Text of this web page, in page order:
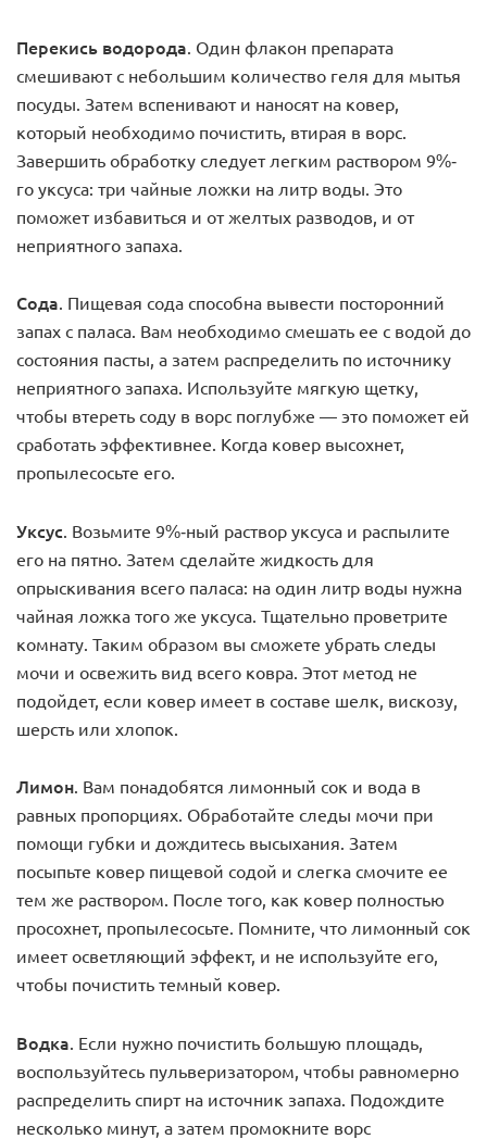
Перекись водорода . Один флакон препарата
смешивают с небольшим количество геля для мытья
посуды. Затем вспенивают и наносят на ковер,
который необходимо почистить, втирая в ворс.
Завершить обработку следует легким раствором 9%-
го уксуса: три чайные ложки на литр воды. Это
поможет избавиться и от желтых разводов, и от
неприятного запаха.
Сода. Пищевая сода способна вывести посторонний
запах с паласа. Вам необходимо смешать ее с водой до
состояния пасты, а затем распределить по источнику
неприятного запаха. Используйте мягкую щетку,
чтобы втереть соду в ворс поглубже — это поможет ей
сработать эффективнее. Когда ковер высохнет,
пропылесосьте его.
Уксус . Возьмите 9%-ный раствор уксуса и распылите
его на пятно. Затем сделайте жидкость для
опрыскивания всего паласа: на один литр воды нужна
чайная ложка того же уксуса. Тщательно проветрите
комнату. Таким образом вы сможете убрать следы
мочи и освежить вид всего ковра. Этот метод не
подойдет, если ковер имеет в составе шелк, вискозу,
шерсть или хлопок.
Лимон. Вам понадобятся лимонный сок и вода в
равных пропорциях. Обработайте следы мочи при
помощи губки и дождитесь высыхания. Затем
посыпьте ковер пищевой содой и слегка смочите ее
тем же раствором. После того, как ковер полностью
просохнет, пропылесосьте. Помните, что лимонный сок
имеет осветляющий эффект, и не используйте его,
чтобы почистить темный ковер.
Водка . Если нужно почистить большую площадь,
воспользуйтесь пульверизатором, чтобы равномерно
распределить спирт на источник запаха. Подождите
несколько минут, а затем промокните ворс